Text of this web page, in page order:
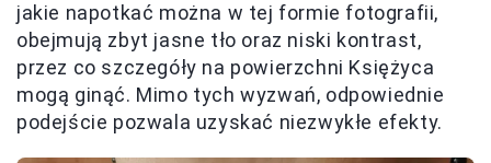
jakie napotkać można w tej formie fotografii,
obejmują zbyt jasne tło oraz niski kontrast,
przez co szczegóły na powierzchni Księżyca
mogą ginąć. Mimo tych wyzwań, odpowiednie
podejście pozwala uzyskać niezwykłe efekty.